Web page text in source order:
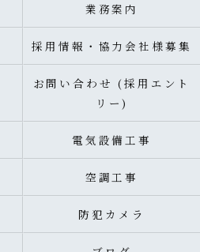
業務案内
採用情報・協力会社様募集
お問い合わせ (採用エント
リー)
電気設備工事
空調工事
防犯カメラ